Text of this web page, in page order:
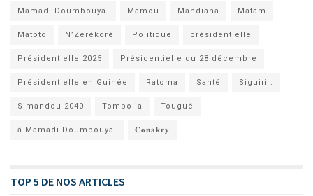
Mamadi Doumbouya. Mamou Mandiana Matam
Matoto N’Zérékoré Politique présidentielle
Présidentielle 2025 Présidentielle du 28 décembre
Présidentielle en Guinée Ratoma Santé Siguiri :
Simandou 2040 Tombolia Tougué
à Mamadi Doumbouya. 𝐂𝐨𝐧𝐚𝐤𝐫𝐲
TOP 5 DE NOS ARTICLES